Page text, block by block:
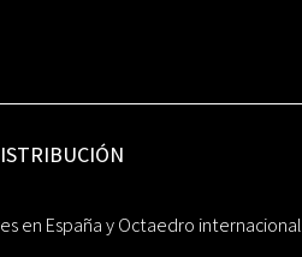
en España y Octaedro internacional